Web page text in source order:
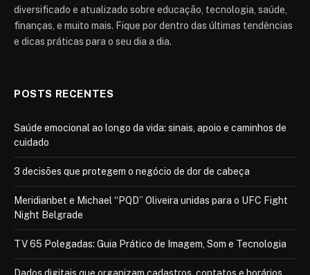
diversificado e atualizado sobre educação, tecnologia, saúde,
finanças, e muito mais. Fique por dentro das últimas tendências
e dicas práticas para o seu dia a dia.
POSTS RECENTES
Saúde emocional ao longo da vida: sinais, apoio e caminhos de
cuidado
3 decisões que protegem o negócio de dor de cabeça
Meridianbet e Michael “PQD” Oliveira unidas para o UFC Fight
Night Belgrade
TV 65 Polegadas: Guia Prático de Imagem, Som e Tecnologia
Dados digitais que organizam cadastros, contatos e horários